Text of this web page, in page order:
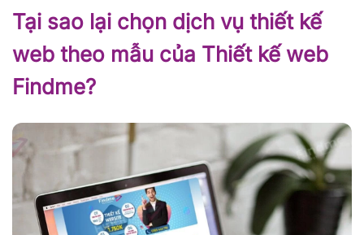
Tại sao lại chọn dịch vụ thiết kế
web theo mẫu của Thiết kế web
Findme?